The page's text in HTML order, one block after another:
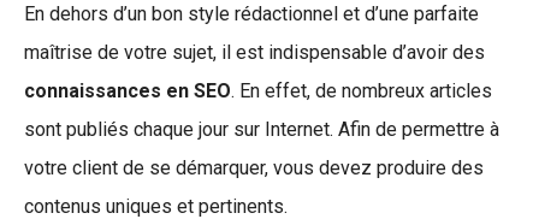
En dehors d’un bon style rédactionnel et d’une parfaite
maîtrise de votre sujet, il est indispensable d’avoir des
connaissances en SEO. En effet, de nombreux articles
sont publiés chaque jour sur Internet. Afin de permettre à
votre client de se démarquer, vous devez produire des
contenus uniques et pertinents.